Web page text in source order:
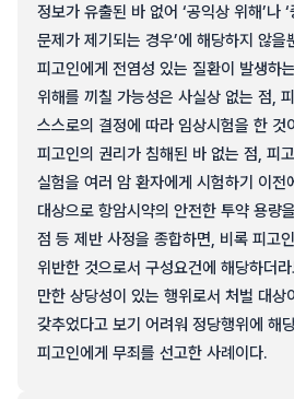
정보가 유출된 바 없어 ‘공익상 위해’나
문제가 제기되는 경우’에 해당하지 않을
피고인에게 전염성 있는 질환이 발생하
위해를 끼칠 가능성은 사실상 없는 점,
스스로의 결정에 따라 임상시험을 한 것
피고인의 권리가 침해된 바 없는 점, 피
실험을 여러 암 환자에게 시험하기 이전
대상으로 항암시약의 안전한 투약 용량
점 등 제반 사정을 종합하면, 비록 피고
위반한 것으로서 구성요건에 해당하더
만한 상당성이 있는 행위로서 처벌 대상
갖추었다고 보기 어려워 정당행위에 해
피고인에게 무죄를 선고한 사례이다.